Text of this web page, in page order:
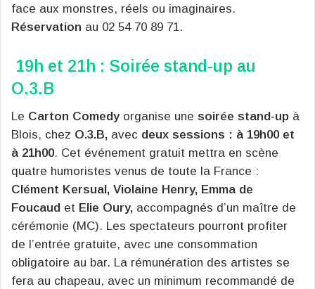
face aux monstres, réels ou imaginaires.
Réservation au 02 54 70 89 71.
19h et 21h : Soirée stand-up au
O.3.B
Le Carton Comedyorganise une soirée stand-up à
Blois, chez O.3.B, avec deux sessions : à 19h00 et
à 21h00. Cet événement gratuit mettra en scène
quatre humoristes venus de toute la France :
Clément Kersual, Violaine Henry, Emma de
Foucaud et Elie Oury, accompagnés d’un maître de
cérémonie (MC). Les spectateurs pourront profiter
de l’entrée gratuite, avec une consommation
obligatoire au bar. La rémunération des artistes se
fera au chapeau, avec un minimum recommandé de